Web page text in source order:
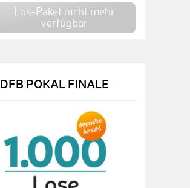
Los-Paket nicht mehr
verfügbar
DFB POKAL FINALE